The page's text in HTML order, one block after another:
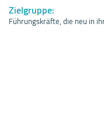
Zielgruppe:
Führungskräfte, die neu in